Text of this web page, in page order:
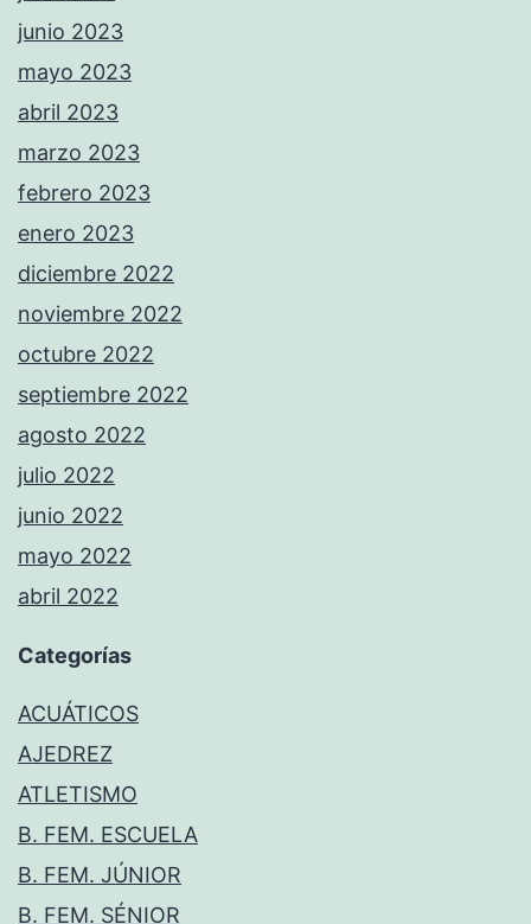
junio 2023
mayo 2023
abril 2023
marzo 2023
febrero 2023
enero 2023
diciembre 2022
noviembre 2022
octubre 2022
septiembre 2022
agosto 2022
julio 2022
junio 2022
mayo 2022
abril 2022
Categorías
ACUÁTICOS
AJEDREZ
ATLETISMO
B. FEM. ESCUELA
B. FEM. JÚNIOR
B. FEM. SÉNIOR